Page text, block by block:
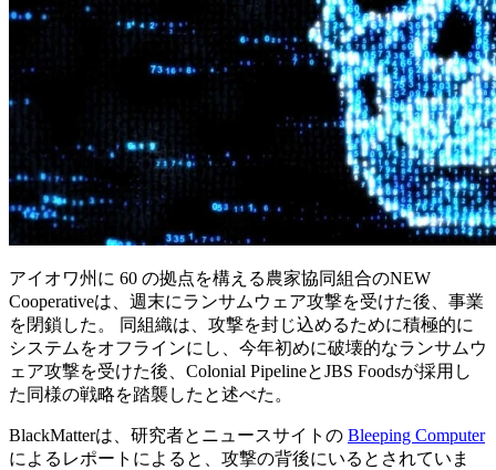
アイオワ州に 60 の拠点を構える農家協同組合のNEW
Cooperativeは、週末にランサムウェア攻撃を受けた後、事業
を閉鎖した。 同組織は、攻撃を封じ込めるために積極的に
システムをオフラインにし、今年初めに破壊的なランサムウ
ェア攻撃を受けた後、Colonial PipelineとJBS Foodsが採用し
た同様の戦略を踏襲したと述べた。
BlackMatterは、研究者とニュースサイトの Bleeping Computer
によるレポートによると、攻撃の背後にいるとされていま